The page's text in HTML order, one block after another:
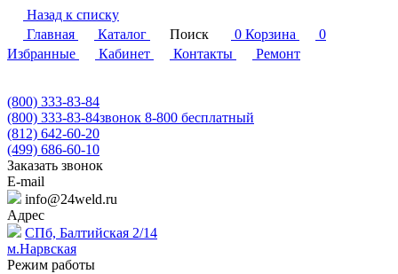
Назад к списку
Главная
Каталог Поиск 0 Корзина
0
Избранные
Кабинет Контакты Ремонт
(800) 333-83-84
(800) 333-83-84звонок 8-800 бесплатный
(812) 642-60-20
(499) 686-60-10
Заказать звонок
E-mail
info@24weld.ru
Адрес
СПб, Балтийская 2/14
м.Нарвская
Режим работы